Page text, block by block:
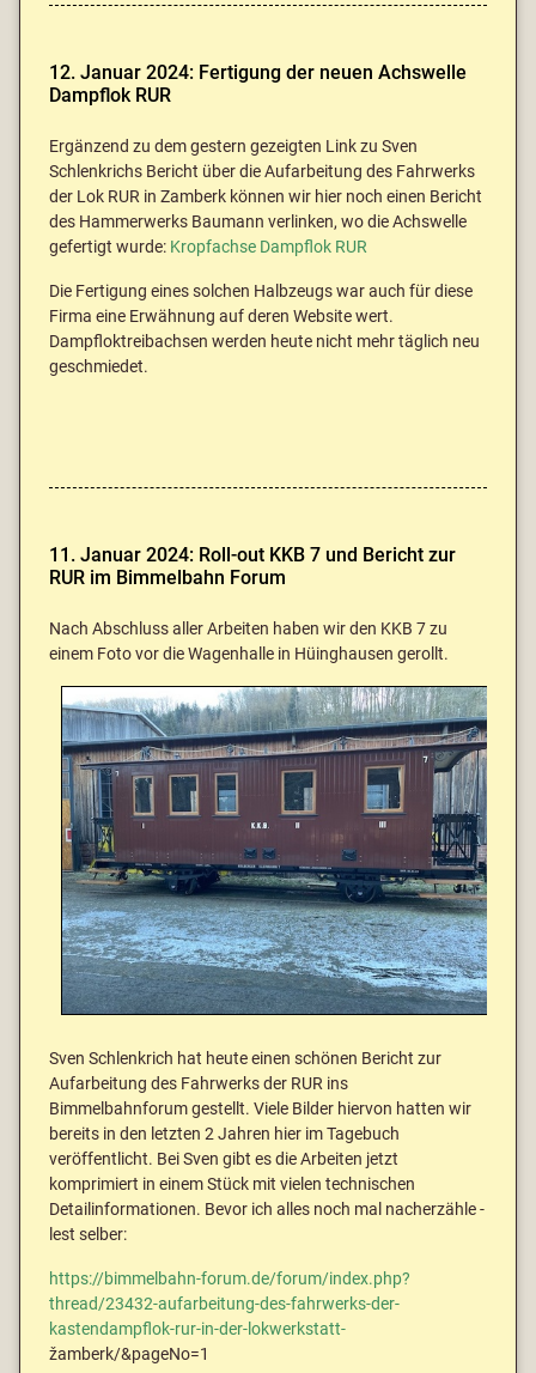
12. Januar 2024: Fertigung der neuen Achswelle
Dampflok RUR
Ergänzend zu dem gestern gezeigten Link zu Sven
Schlenkrichs Bericht über die Aufarbeitung des Fahrwerks
der Lok RUR in Zamberk können wir hier noch einen Bericht
des Hammerwerks Baumann verlinken, wo die Achswelle
gefertigt wurde: Kropfachse Dampflok RUR
Die Fertigung eines solchen Halbzeugs war auch für diese
Firma eine Erwähnung auf deren Website wert.
Dampfloktreibachsen werden heute nicht mehr täglich neu
geschmiedet.
11. Januar 2024: Roll-out KKB 7 und Bericht zur
RUR im Bimmelbahn Forum
Nach Abschluss aller Arbeiten haben wir den KKB 7 zu
einem Foto vor die Wagenhalle in Hüinghausen gerollt.
Sven Schlenkrich hat heute einen schönen Bericht zur
Aufarbeitung des Fahrwerks der RUR ins
Bimmelbahnforum gestellt. Viele Bilder hiervon hatten wir
bereits in den letzten 2 Jahren hier im Tagebuch
veröffentlicht. Bei Sven gibt es die Arbeiten jetzt
komprimiert in einem Stück mit vielen technischen
Detailinformationen. Bevor ich alles noch mal nacherzähle -
lest selber:
https://bimmelbahn-forum.de/forum/index.php?
thread/23432-aufarbeitung-des-fahrwerks-der-
kastendampflok-rur-in-der-lokwerkstatt-
žamberk/&pageNo=1